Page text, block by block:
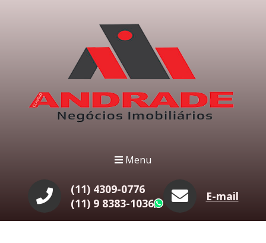
Menu
(11) 4309-0776
(11) 9 8383-1036
WhatsApp
E-mail